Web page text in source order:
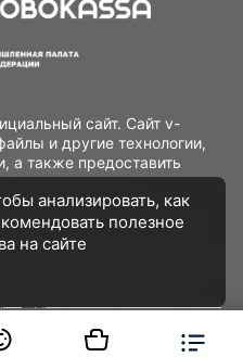
сайт. Сайт v-
и другие технологии,
а также предоставить
анализировать
и услуг, повысить
активностей. Если
данные
их использование
анализировать, как
полезное
на сайте